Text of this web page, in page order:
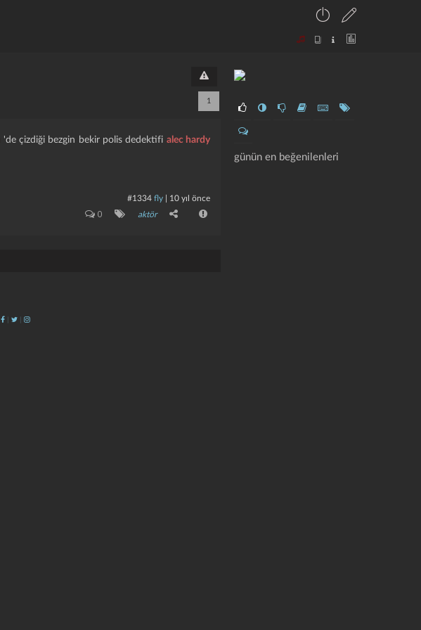
günün en beğenilenleri
1
'de çizdiği bezgin bekir polis dedektifi alec hardy
#1334 fly| 10 yıl önce
0 aktör